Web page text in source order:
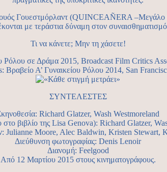
Γουεστμόρλαντ (QUINCEAÑERA
με τεράστια δύναμη στον
Τι να κάνετε; Μην τη χάσετε!
Ρόλου σε Δράμα 2015, Broadcast Film Critics
Α’ Γυναικείου Ρόλου 2014, San
ΣΥΝΤΕΛΕΣΤΕΣ
Richard Glatzer, Wash Westmoreland
στο βιβλίο της Lisa Genova): Richard Glatzer,
Julianne Moore, Alec Baldwin, Kristen Stewart,
Διεύθυνση φωτογραφίας: Denis Lenoir
Διανομή: Feelgood
Από 12 Μαρτίου 2015 στους κινηματογράφους.